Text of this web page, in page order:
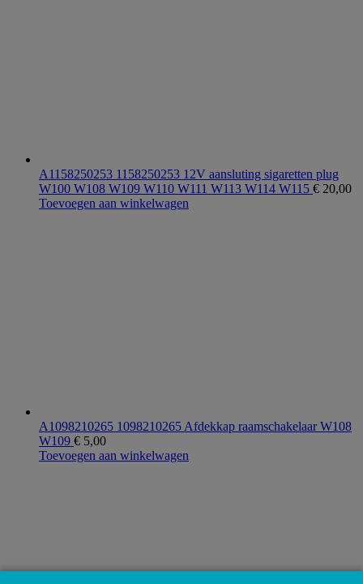
A1158250253 1158250253 12V aansluting sigaretten plug
W100 W108 W109 W110 W111 W113 W114 W115 € 20,00
Toevoegen aan winkelwagen
A1098210265 1098210265 Afdekkap raamschakelaar W108
W109 € 5,00
Toevoegen aan winkelwagen